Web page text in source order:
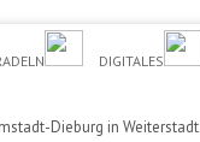
DIGITALES
Dieburg in Weiterstadt